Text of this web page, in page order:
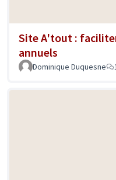
Site A'tout :
annuels
Dominique Duquesne